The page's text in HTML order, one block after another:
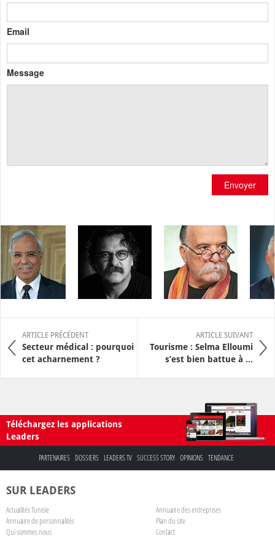
Email
Message
Envoyer
ARTICLE PRÉCÉDENT
Secteur médical : pourquoi
cet acharnement ?
ARTICLE SUIVANT
Tourisme : Selma Elloumi
s’est bien battue à ...
Téléchargez les applications
Leaders
PARTENAIRES DOSSIERS LEADERS TV SUCCESS STORY OPINIONS TENDANCE
SUR LEADERS
Actualités Tunisie
Annuaire des entreprises
Annuaire de personnalités
Plan du site
Qui sommes nous
Contact